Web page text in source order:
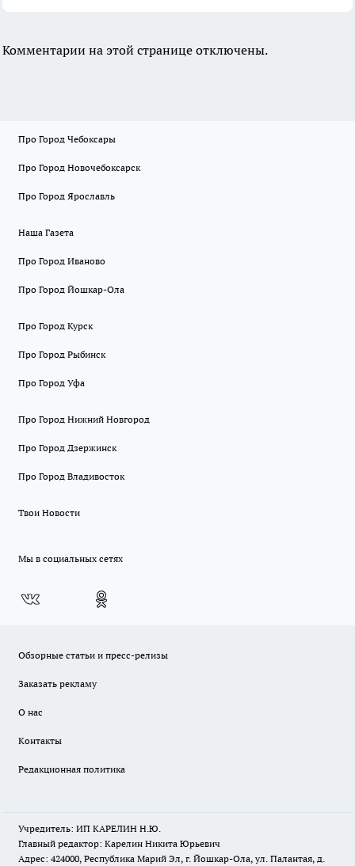
Комментарии на этой странице отключены.
Про Город Чебоксары
Про Город Новочебоксарск
Про Город Ярославль
Наша Газета
Про Город Иваново
Про Город Йошкар-Ола
Про Город Курск
Про Город Рыбинск
Про Город Уфа
Про Город Нижний Новгород
Про Город Дзержинск
Про Город Владивосток
Твои Новости
Мы в социальных сетях
Обзорные статьи и пресс-релизы
Заказать рекламу
О нас
Контакты
Редакционная политика
Учредитель: ИП КАРЕЛИН Н.Ю.
Главный редактор: Карелин Никита Юрьевич
Адрес: 424000, Республика Марий Эл, г. Йошкар-Ола, ул. Палантая, д.